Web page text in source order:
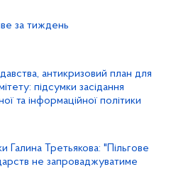
за тиждень
антикризовий план для
підсумки засідання
та інформаційної політики
Галина Третьякова: "Пільгове
не запроваджуватиме